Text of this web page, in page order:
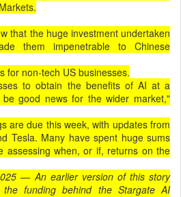
that the huge investment undertaken
them impenetrable to Chinese
for non-tech US businesses.
to obtain the benefits of AI at a
good news for the wider market,"
are due this week, with updates from
Tesla. Many have spent huge sums
assessing when, or if, returns on the
— An earlier version of this story
funding behind the Stargate AI